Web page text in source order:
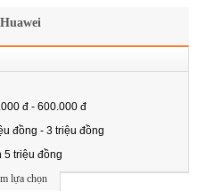
đ - 600.000 đ
đồng - 3 triệu đồng
5 triệu đồng
lựa chọn